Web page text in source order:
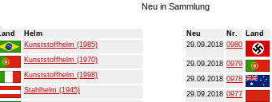
Neu in Sammlung
Land
Helm
Kunststoffhelm (1985)
Kunststoffhelm (1970)
Kunststoffhelm (1998)
Stahlhelm (1945)
Neu Nr. Land
29.09.2018 0980
29.09.2018 0979
29.09.2018 0978
29.09.2018 0977